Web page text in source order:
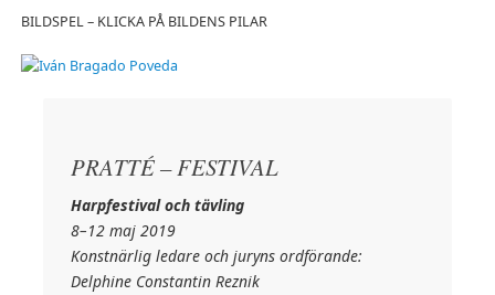
BILDSPEL – KLICKA PÅ BILDENS PILAR
PRATTÉ – FESTIVAL
Harpfestival och tävling
8–12 maj 2019
Konstnärlig ledare och juryns ordförande:
Delphine Constantin Reznik